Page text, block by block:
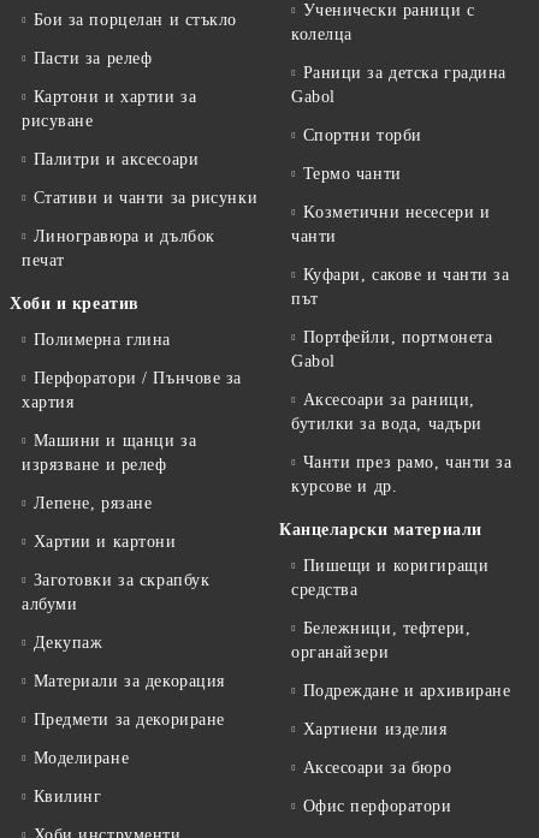
Бои за порцелан и стъкло
Пасти за релеф
Картони и хартии за
рисуване
Палитри и аксесоари
Стативи и чанти за рисунки
Линогравюра и дълбок
печат
Хоби и креатив
Полимерна глина
Перфоратори / Пънчове за
хартия
Машини и щанци за
изрязване и релеф
Лепене, рязане
Хартии и картони
Заготовки за скрапбук
албуми
Декупаж
Материали за декорация
Предмети за декориране
Моделиране
Квилинг
Ученически раници с
колелца
Раници за детска градина
Gabol
Спортни торби
Термо чанти
Kозметични несесери и
чанти
Куфари, сакове и чанти за
път
Портфейли, портмонета
Gabol
Аксесоари за раници,
бутилки за вода, чадъри
Чанти през рамо, чанти за
курсове и др.
Канцеларски материали
Пишещи и коригиращи
средства
Бележници, тефтери,
органайзери
Подреждане и архивиране
Хартиени изделия
Аксесоари за бюро
Офис перфоратори